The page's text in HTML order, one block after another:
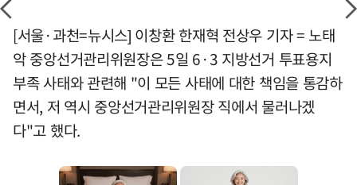
[서울·과천=뉴시스] 이창환 한재혁 전상우 기자 = 노태
악 중앙선거관리위원장은 5일 6·3 지방선거 투표용지
부족 사태와 관련해 "이 모든 사태에 대한 책임을 통감하
면서, 저 역시 중앙선거관리위원장 직에서 물러나겠
다"고 했다.